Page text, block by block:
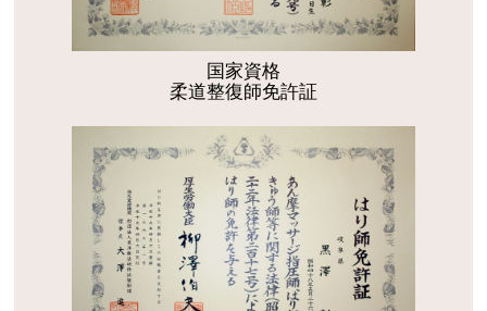
国家資格
柔道整復師免許証